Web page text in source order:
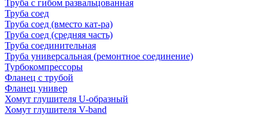
Труба с гибом развальцованная
Труба соед
Труба соед (вместо кат-ра)
Труба соед (средняя часть)
Труба соединительная
Труба универсальная (ремонтное соединение)
Турбокомпрессоры
Фланец с трубой
Фланец универ
Хомут глушителя U-образный
Хомут глушителя V-band